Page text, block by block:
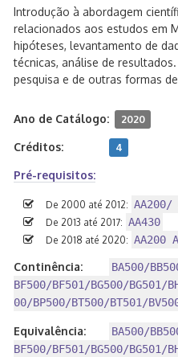
Introdução à abordagem
relacionados aos estudos em
hipóteses, levantamento de
técnicas, análise de
pesquisa e de outras formas
Ano de Catálogo: 2020
Créditos: 4
Pré-requisitos:
De 2000 até 2012: AA200/
De 2013 até 2017: AA430
De 2018 até 2020: AA200
Continência:
BA500/
BF500/BF501/BG500/BG501/
00/BP500/BT500/BT501/
Equivalência:
BA500/
BF500/BF501/BG500/BG501/